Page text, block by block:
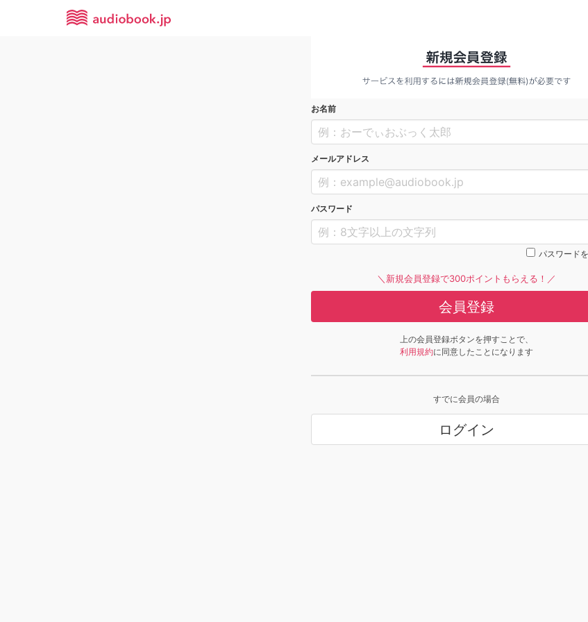
お名前
メールアドレス
パスワード
パスワード
＼新規会員登録で300ポイントもらえる！／
会員登録
上の会員登録ボタンを押すことで、
利用規約に同意したことになります
すでに会員の場合
ログイン